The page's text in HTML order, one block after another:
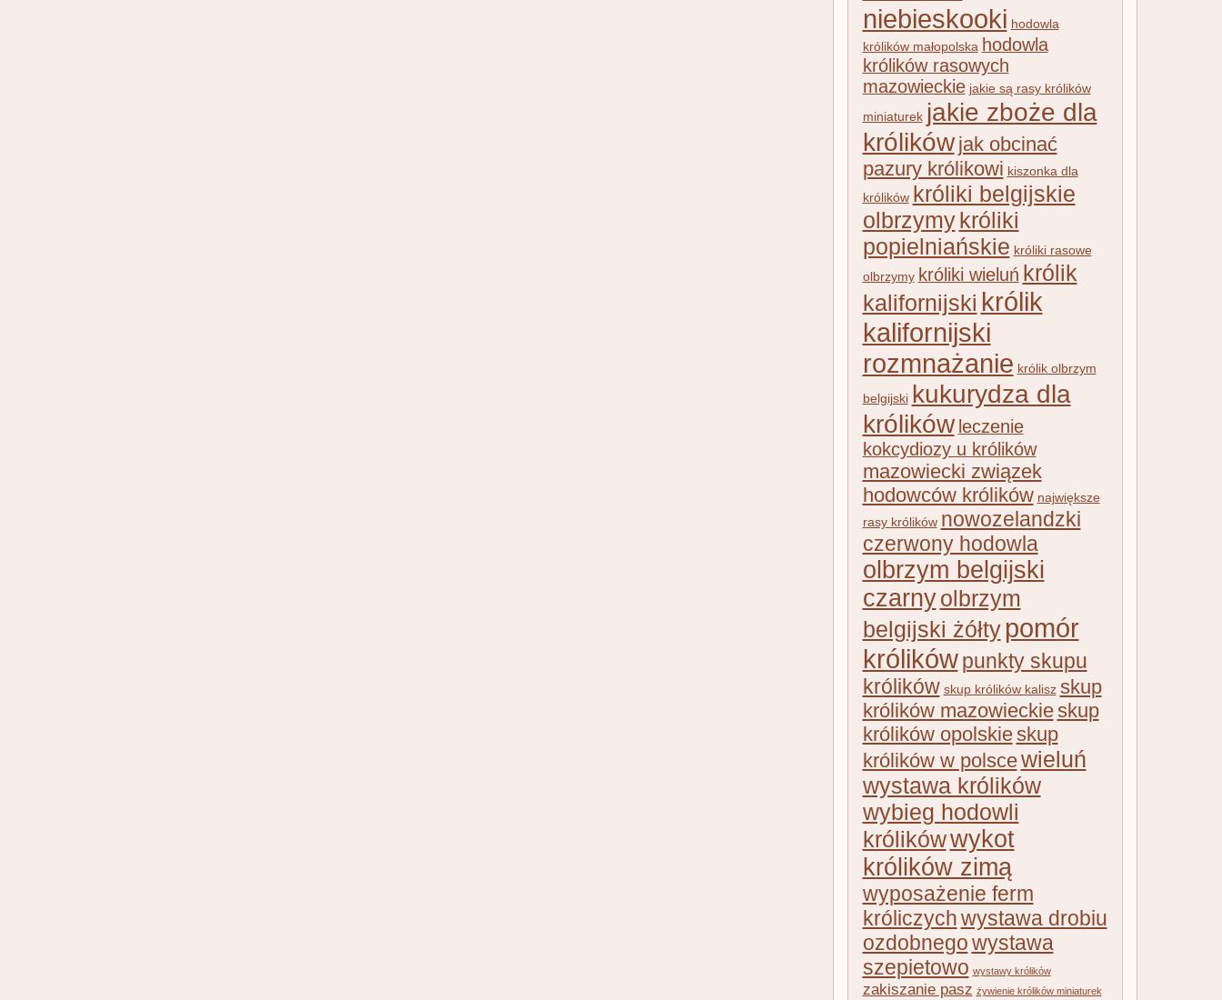
niebieskooki hodowla
królików małopolska hodowla
królików rasowych
mazowieckie jakie są rasy królików
miniaturek jakie zboże dla
królików jak obcinać
pazury królikowi kiszonka dla
królików króliki belgijskie
olbrzymykróliki
popielniańskie króliki rasowe
olbrzymy króliki wieluń królik
kalifornijski królik
kalifornijski
rozmnażanie królik olbrzym
belgijski kukurydza dla
królików leczenie
kokcydiozy u królików
mazowiecki związek
hodowców królików największe
rasy królików nowozelandzki
czerwony hodowla
olbrzym belgijski
czarnyolbrzym
belgijski żółty pomór
królików punkty skupu
królików skup królików kalisz skup
królików mazowieckieskup
królików opolskieskup
królików w polscewieluń
wystawa królików
wybieg hodowli
królikówwykot
królików zimą
wyposażenie ferm
króliczychwystawa drobiu
ozdobnegowystawa
szepietowo wystawy królików
zakiszanie pasz żywienie królików miniaturek